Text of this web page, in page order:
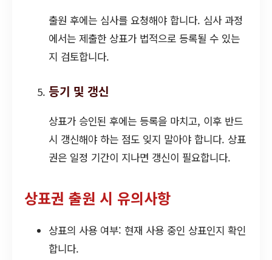
출원 후에는 심사를 요청해야 합니다. 심사 과정
에서는 제출한 상표가 법적으로 등록될 수 있는
지 검토합니다.
등기 및 갱신
상표가 승인된 후에는 등록을 마치고, 이후 반드
시 갱신해야 하는 점도 잊지 말아야 합니다. 상표
권은 일정 기간이 지나면 갱신이 필요합니다.
상표권 출원 시 유의사항
상표의 사용 여부: 현재 사용 중인 상표인지 확인
합니다.